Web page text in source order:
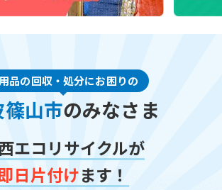
品の回収・処分にお困りの
山市のみなさま
エコリサイクルが
日片付けます！